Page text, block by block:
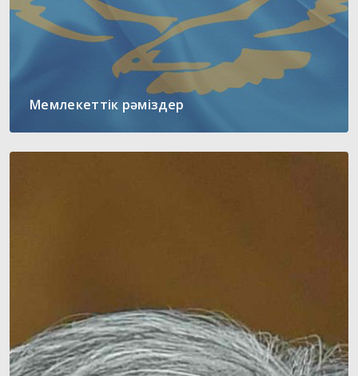
Мемлекеттік рәміздер